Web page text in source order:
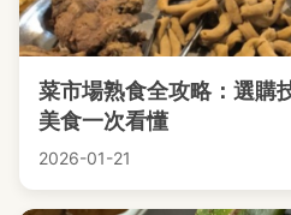
菜市場熟食全攻略：選購
美食一次看懂
2026-01-21